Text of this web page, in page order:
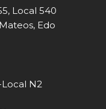
Local 540
Edo
N2